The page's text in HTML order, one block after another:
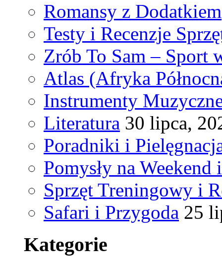
Romansy z Dodatkiem
Testy i Recenzje
Zrób To Sam – Sport
Atlas (Afryka
Instrumenty
Literatura 30 lipca,
Poradniki i
Pomysły na
Sprzęt Treningowy i
Safari i Przygoda 25
Kategorie